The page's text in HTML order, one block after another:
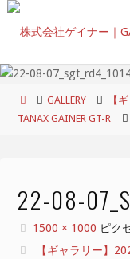
コ
ン
ホ
ー
GALLERY
【
TANAX GAINER GT-R
22-08-
フ
ル
1500 × 1000 ピク
【ギャラリー】